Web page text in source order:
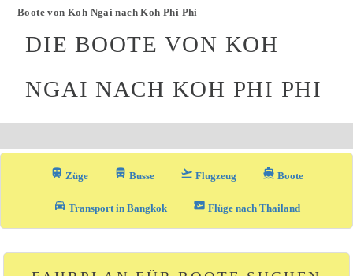
Boote von Koh Ngai nach Koh Phi Phi
DIE BOOTE VON KOH
NGAI NACH KOH PHI PHI
train Züge directions_bus_filled Busse flight_takeoff Flugzeug directions_boat Boote
local_taxi Transport in Bangkok airplane_ticket Flüge nach Thailand